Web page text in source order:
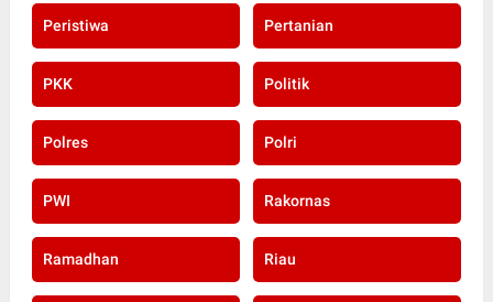
Peristiwa Pertanian
PKK Politik
Polres Polri
PWI Rakornas
Ramadhan Riau